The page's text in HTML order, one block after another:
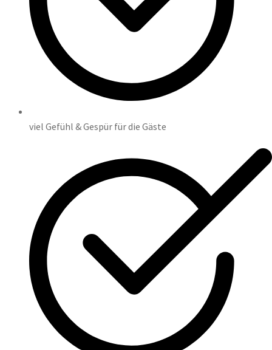
viel Gefühl & Gespür für die Gäste